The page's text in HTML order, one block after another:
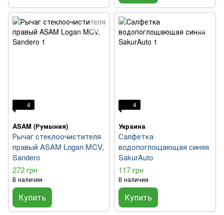
4
ASAM (Румыния)
Рычаг стеклоочистителя
правый ASAM Logan MCV,
Sandero
272 грн
В наличии
Купить
4
Украина
Салфетка
водопоглощающая синяя
SakurAuto
117 грн
В наличии
Купить